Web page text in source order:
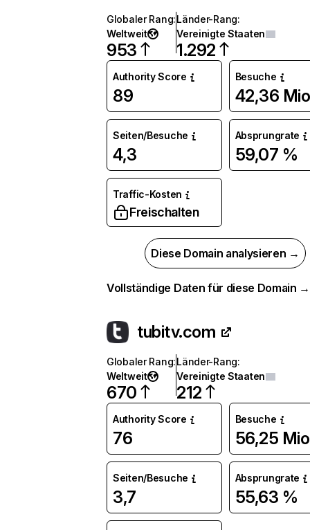
Globaler Rang:
Weltweit
953
Länder-Rang:
Vereinigte Staaten
1.292
Authority Score
89
Besuche
42,36
Seiten/Besuche
4,3
Absprungrate
59,07 %
Traffic-Kosten
Freischalten
Diese Domain analysieren →
Vollständige Daten für diese Domain →
tubitv.com
Globaler Rang:
Weltweit
670
Länder-Rang:
Vereinigte Staaten
212
Authority Score
76
Besuche
56,25
Seiten/Besuche
3,7
Absprungrate
55,63 %